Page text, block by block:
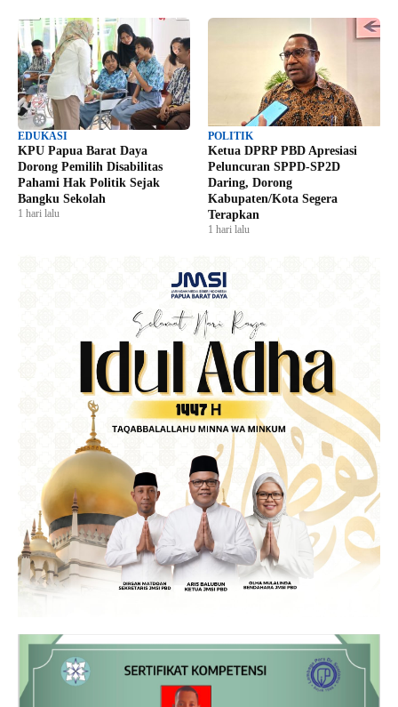
EDUKASI
KPU Papua Barat Daya
Dorong Pemilih Disabilitas
Pahami Hak Politik Sejak
Bangku Sekolah
1 hari lalu
POLITIK
Ketua DPRP PBD Apresiasi
Peluncuran SPPD-SP2D
Daring, Dorong
Kabupaten/Kota Segera
Terapkan
1 hari lalu